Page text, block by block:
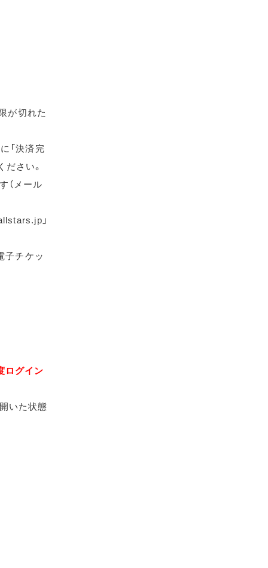
が切れた
「決済完
さい。
（メール
」
子チケッ
ログイン
いた状態